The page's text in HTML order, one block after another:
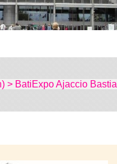
> BatiExpo Ajaccio Bastia